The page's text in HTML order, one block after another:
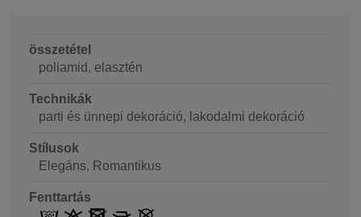
összetétel
poliamid, elasztén
Technikák
parti és ünnepi dekoráció, lakodalmi dekoráció
Stílusok
Elegáns, Romantikus
Fenttartás